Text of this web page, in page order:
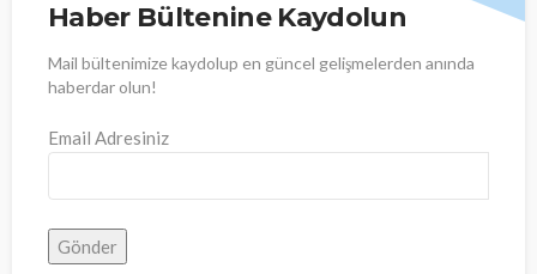
Haber Bültenine Kaydolun
Mail bültenimize kaydolup en güncel gelişmelerden anında
haberdar olun!
Email Adresiniz